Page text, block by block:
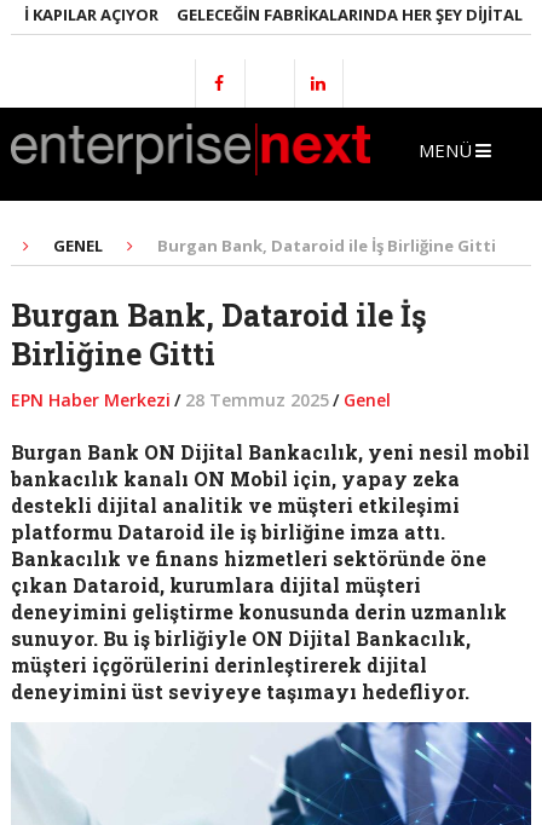
AÇIYOR GELECEĞIN FABRIKALARINDA HER ŞEY DIJITAL
MENÜ
GENEL Burgan Bank, Dataroid ile İş Birliğine Gitti
Burgan Bank, Dataroid ile İş
Birliğine Gitti
EPN Haber Merkezi / 28 Temmuz 2025/ Genel
Burgan Bank ON Dijital Bankacılık, yeni nesil mobil
bankacılık kanalı ON Mobil için, yapay zeka
destekli dijital analitik ve müşteri etkileşimi
platformu Dataroid ile iş birliğine imza attı.
Bankacılık ve finans hizmetleri sektöründe öne
çıkan Dataroid, kurumlara dijital müşteri
deneyimini geliştirme konusunda derin uzmanlık
sunuyor. Bu iş birliğiyle ON Dijital Bankacılık,
müşteri içgörülerini derinleştirerek dijital
deneyimini üst seviyeye taşımayı hedefliyor.